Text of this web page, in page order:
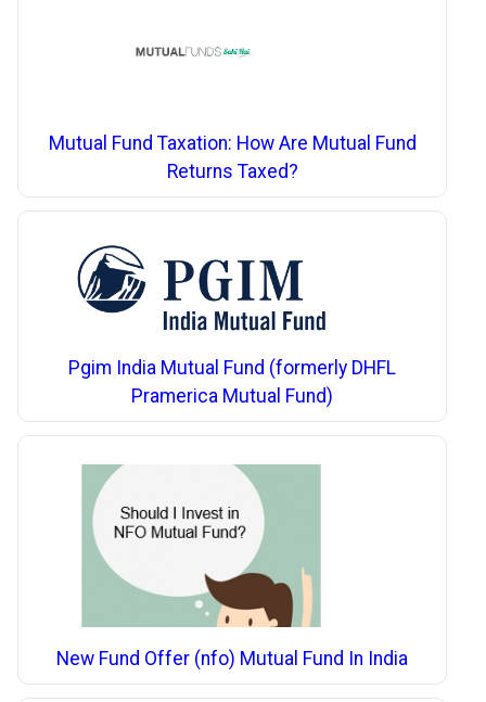
Mutual Fund Taxation: How Are Mutual Fund
Returns Taxed?
Pgim India Mutual Fund (formerly DHFL
Pramerica Mutual Fund)
New Fund Offer (nfo) Mutual Fund In India